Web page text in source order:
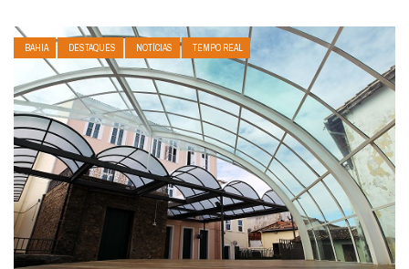
BAHIA DESTAQUES NOTÍCIAS TEMPO REAL